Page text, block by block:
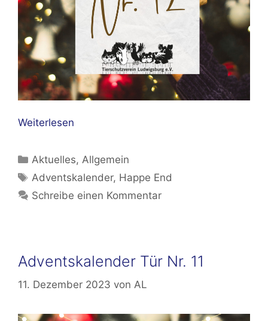
Weiterlesen
Kategorien
Aktuelles,Allgemein
Schlagwörter
Adventskalender, Happe End
Schreibe einen Kommentar
Adventskalender Tür Nr. 11
11. Dezember 2023 von AL